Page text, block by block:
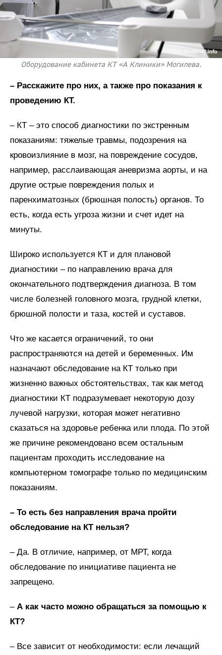
Оборудование кабинета КТ «А Клиники» Могилева.
– Расскажите про них, а также про показания к
проведению КТ.
– КТ – это способ диагностики по экстренным
показаниям: тяжелые травмы, подозрения на
кровоизлияние в мозг, на повреждение сосудов,
например, расслаивающая аневризма аорты, и на
другие острые повреждения полых и
паренхиматозных (брюшная полость) органов. То
есть, когда есть угроза жизни и счет идет на
минуты.
Широко используется КТ и для плановой
диагностики – по направлению врача для
окончательного подтверждения диагноза. В том
числе болезней головного мозга, грудной клетки,
брюшной полости и таза, костей и суставов.
Что же касается ограничений, то они
распространяются на детей и беременных. Им
назначают обследование на КТ только при
жизненно важных обстоятельствах, так как метод
диагностики КТ подразумевает некоторую дозу
лучевой нагрузки, которая может негативно
сказаться на здоровье ребенка или плода. По этой
же причине рекомендовано всем остальным
пациентам проходить исследование на
компьютерном томографе только по медицинским
показаниям.
– То есть без направления врача пройти
обследование на КТ нельзя?
– Да. В отличие, например, от МРТ, когда
обследование по инициативе пациента не
запрещено.
–А как часто можно обращаться за помощью к
КТ?
– Все зависит от необходимости: если лечащий